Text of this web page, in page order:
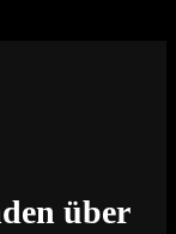
über